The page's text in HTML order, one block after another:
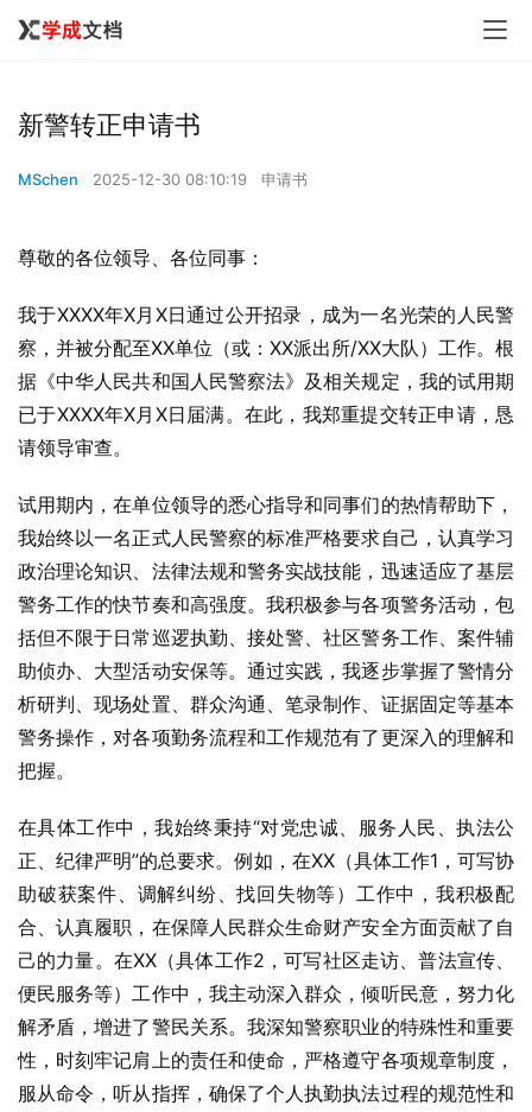
新警转正申请书
MSchen 2025-12-30 08:10:19 申请书
尊敬的各位领导、各位同事：
我于XXXX年X月X日通过公开招录，成为一名光荣的人民警
察，并被分配至XX单位（或：XX派出所/XX大队）工作。根
据《中华人民共和国人民警察法》及相关规定，我的试用期
已于XXXX年X月X日届满。在此，我郑重提交转正申请，恳
请领导审查。
试用期内，在单位领导的悉心指导和同事们的热情帮助下，
我始终以一名正式人民警察的标准严格要求自己，认真学习
政治理论知识、法律法规和警务实战技能，迅速适应了基层
警务工作的快节奏和高强度。我积极参与各项警务活动，包
括但不限于日常巡逻执勤、接处警、社区警务工作、案件辅
助侦办、大型活动安保等。通过实践，我逐步掌握了警情分
析研判、现场处置、群众沟通、笔录制作、证据固定等基本
警务操作，对各项勤务流程和工作规范有了更深入的理解和
把握。
在具体工作中，我始终秉持“对党忠诚、服务人民、执法公
正、纪律严明”的总要求。例如，在XX（具体工作1，可写协
助破获案件、调解纠纷、找回失物等）工作中，我积极配
合、认真履职，在保障人民群众生命财产安全方面贡献了自
己的力量。在XX（具体工作2，可写社区走访、普法宣传、
便民服务等）工作中，我主动深入群众，倾听民意，努力化
解矛盾，增进了警民关系。我深知警察职业的特殊性和重要
性，时刻牢记肩上的责任和使命，严格遵守各项规章制度，
服从命令，听从指挥，确保了个人执勤执法过程的规范性和